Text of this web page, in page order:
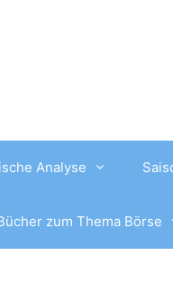
Analyse
zum Thema Börse